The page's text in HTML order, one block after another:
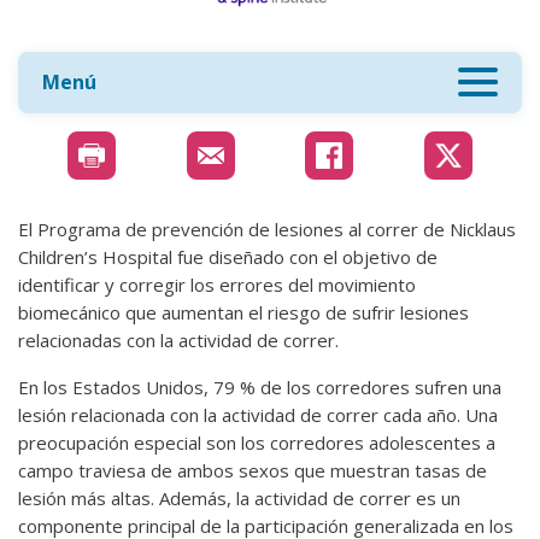
Menú
El Programa de prevención de lesiones al correr de Nicklaus
Children’s Hospital fue diseñado con el objetivo de
identificar y corregir los errores del movimiento
biomecánico que aumentan el riesgo de sufrir lesiones
relacionadas con la actividad de correr.
En los Estados Unidos, 79 % de los corredores sufren una
lesión relacionada con la actividad de correr cada año. Una
preocupación especial son los corredores adolescentes a
campo traviesa de ambos sexos que muestran tasas de
lesión más altas. Además, la actividad de correr es un
componente principal de la participación generalizada en los